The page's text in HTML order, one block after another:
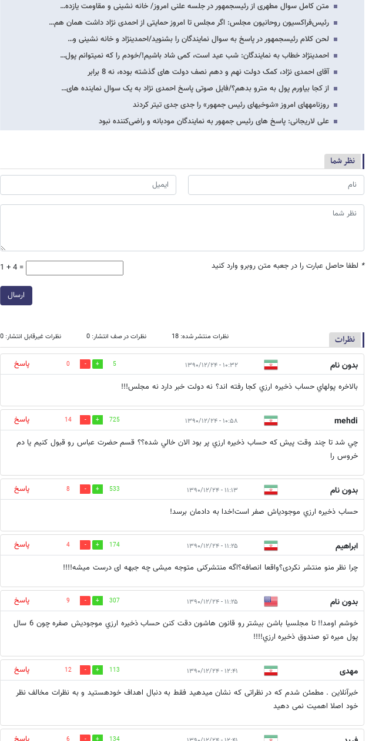
متن کامل سوال مطهری از رئیس​جمهور در جلسه علنی امروز/ خانه‌ ‌نشینی و مقاومت یازده…
رئیس‌فراکسیون روحانیون مجلس: اگر مجلس تا امروز حمایتی از احمدی نژاد داشت همان هم…
لحن کلام رئیس​جمهور در پاسخ به سوال نمایندگان را بشنوید/احمدی​نژاد و خانه نشینی و…
احمدی​​نژاد خطاب به نمایندگان: شب عید است، کمی شاد باشیم!/خودم را که نمی​توانم پول…
آقای احمدی نژاد، کمک دولت نهم و دهم نصف دولت های گذشته بوده، نه 8 برابر
از کجا بیاورم پول به مترو بدهم؟/فایل صوتی پاسخ احمدی نژاد به یک سوال نماینده های…
روزنامه​های امروز «شوخی​های رئیس جمهور» را جدی جدی تیتر کردند
علی لاریجانی: پاسخ های رئیس جمهور به نمایندگان مودبانه و راضی‌کننده نبود
نظر شما
* لطفا حاصل عبارت را در جعبه متن روبرو وارد کنید 1 + 4 =
ارسال
نظرات نظرات منتشر شده: 18 نظرات در صف انتشار: 0 نظرات غیرقابل انتشار: 0
بدون نام ۱۰:۳۲ - ۱۳۹۰/۱۲/۲۴ 5
0
پاسخ
بالاخره پولهاي حساب ذخيره ارزي كجا رفته اند؟ نه دولت خبر دارد نه مجلس!!!
mehdi ۱۰:۵۸ - ۱۳۹۰/۱۲/۲۴ 725
14
پاسخ
چي شد تا چند وقت پيش كه حساب ذخيره ارزي پر بود الان خالي شده؟؟ قسم حضرت عباس رو قبول كنيم يا دم
خروس را
بدون نام ۱۱:۱۳ - ۱۳۹۰/۱۲/۲۴ 533
8
پاسخ
حساب ذخيره ارزي موجودي​اش صفر است!خدا به دادمان برسد!
ابراهیم ۱۱:۲۵ - ۱۳۹۰/۱۲/۲۴ 174
4
پاسخ
چرا نظر منو منتشر نکردی؟واقعا انصافه؟اگه منتشرکنی متوجه میشی چه جبهه ای درست میشه!!!!
بدون نام ۱۱:۲۵ - ۱۳۹۰/۱۲/۲۴ 307
9
پاسخ
خوشم اومد!! تا مجلسيا باشن بيشتر رو قانون هاشون دقت كنن حساب ذخيره ارزي موجوديش صفره چون 6 سال
پول ميره تو صندوق ذخيره ارزي!!!!
مهدی ۱۲:۴۱ - ۱۳۹۰/۱۲/۲۴ 113
12
پاسخ
خبرآنلاین . مطمئن شدم که در نظراتی که نشان میدهید فقط به دنبال اهداف خودهستید و به نظرات مخالف نظر
خود اصلا اهمیت نمی دهید